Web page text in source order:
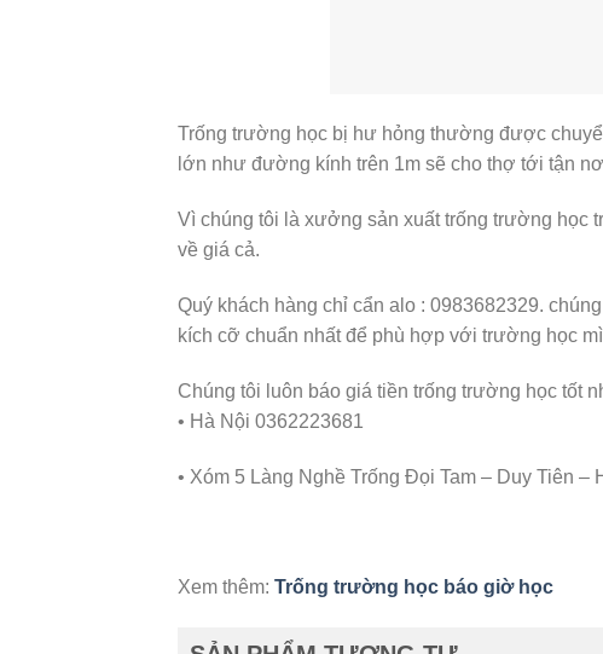
Trống trường học bị hư hỏng thường được
lớn như đường kính trên 1m sẽ cho thợ tới tận
Vì chúng tôi là xưởng sản xuất trống trường học
về giá cả.
Quý khách hàng chỉ cẩn alo : 0983682329.
kích cỡ chuẩn nhất để phù hợp với trường học
Chúng tôi luôn báo giá tiền trống trường học tốt
• Hà Nội 0362223681
• Xóm 5 Làng Nghề Trống Đọi Tam – Duy Tiên –
Xem thêm: Trống trường học báo giờ học